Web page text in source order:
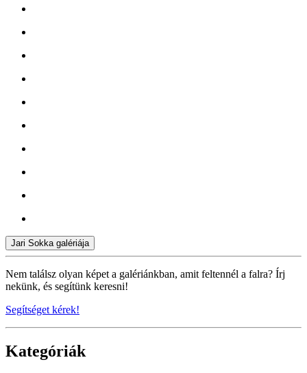
Jari Sokka galériája
Nem találsz olyan képet a galériánkban, amit feltennél a falra? Írj
nekünk, és segítünk keresni!
Segítséget kérek!
Kategóriák